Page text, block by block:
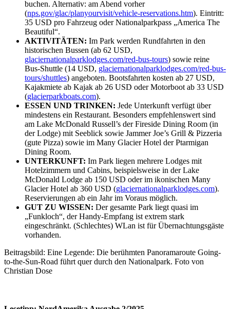
buchen. Alternativ: am Abend vorher
(nps.gov/glac/planyourvisit/vehicle-reservations.htm). Eintritt:
35 USD pro Fahrzeug oder Nationalparkpass „America The
Beautiful“.
AKTIVITÄTEN: Im Park werden Rundfahrten in den
historischen Bussen (ab 62 USD,
glaciernationalparklodges.com/red-bus-tours) sowie reine
Bus-Shuttle (14 USD, glaciernationalparklodges.com/red-bus-
tours/shuttles) angeboten. Bootsfahrten kosten ab 27 USD,
Kajakmiete ab Kajak ab 26 USD oder Motorboot ab 33 USD
(glacierparkboats.com).
ESSEN UND TRINKEN: Jede Unterkunft verfügt über
mindestens ein Restaurant. Besonders empfehlenswert sind
am Lake McDonald Russell’s der Fireside Dining Room (in
der Lodge) mit Seeblick sowie Jammer Joe’s Grill & Pizzeria
(gute Pizza) sowie im Many Glacier Hotel der Ptarmigan
Dining Room.
UNTERKUNFT: Im Park liegen mehrere Lodges mit
Hotelzimmern und Cabins, beispielsweise in der Lake
McDonald Lodge ab 150 USD oder im ikonischen Many
Glacier Hotel ab 360 USD (glaciernationalparklodges.com).
Reservierungen ab ein Jahr im Voraus möglich.
GUT ZU WISSEN: Der gesamte Park liegt quasi im
„Funkloch“, der Handy-Empfang ist extrem stark
eingeschränkt. (Schlechtes) WLan ist für Übernachtungsgäste
vorhanden.
Beitragsbild: Eine Legende: Die berühmten Panoramaroute Going-
to-the-Sun-Road führt quer durch den Nationalpark. Foto von
Christian Dose